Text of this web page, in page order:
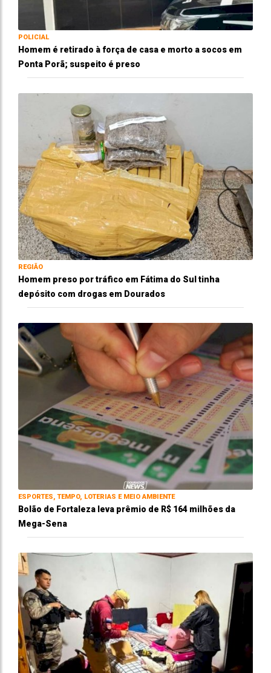
POLICIAL
Homem é retirado à força de casa e morto a socos em
Ponta Porã; suspeito é preso
REGIÃO
Homem preso por tráfico em Fátima do Sul tinha
depósito com drogas em Dourados
ESPORTES, TEMPO, LOTERIAS E MEIO AMBIENTE
Bolão de Fortaleza leva prêmio de R$ 164 milhões da
Mega-Sena